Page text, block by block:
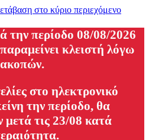
στο κύριο περιεχόμενο
την περίοδο 08/08/2026
κλειστή λόγω
στο ηλεκτρονικό
την περίοδο, θα
μετά τις 23/08 κατά